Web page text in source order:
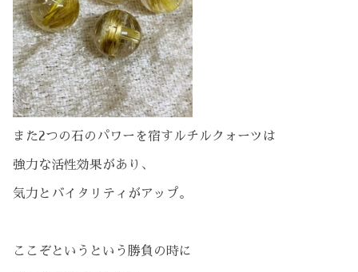
また2つの石のパワーを宿すルチルクォーツは
強力な活性効果があり、
気力とバイタリティがアップ。
ここぞというという勝負の時に